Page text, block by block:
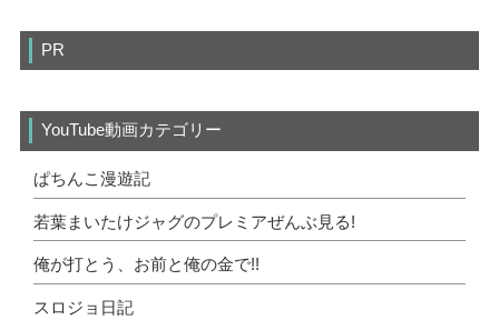
PR
YouTube動画カテゴリー
ぱちんこ漫遊記
若葉まいたけジャグのプレミアぜんぶ見る!
俺が打とう、お前と俺の金で!!
スロジョ日記